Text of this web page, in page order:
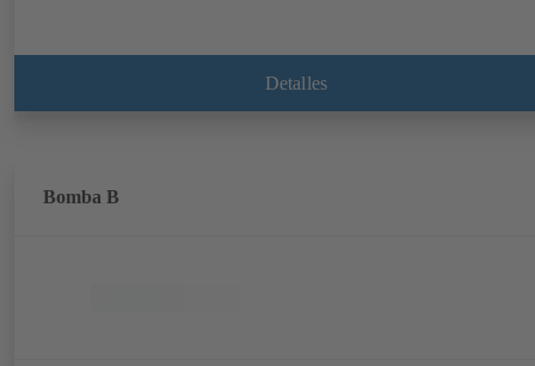
Detalles
Bomba B